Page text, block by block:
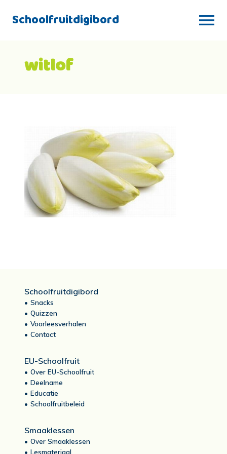
Schoolfruitdigibord
witlof
Schoolfruitdigibord
Snacks
Quizzen
Voorleesverhalen
Contact
EU-Schoolfruit
Over EU-Schoolfruit
Deelname
Educatie
Schoolfruitbeleid
Smaaklessen
Over Smaaklessen
Lesmateriaal